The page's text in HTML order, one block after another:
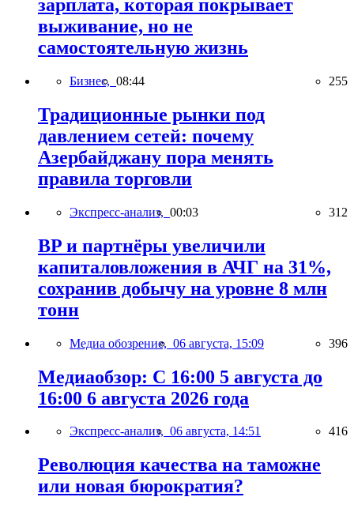
зарплата, которая покрывает
выживание, но не
самостоятельную жизнь
Бизнес, 08:44 255
Традиционные рынки под
давлением сетей: почему
Азербайджану пора менять
правила торговли
Экспресс-анализ, 00:03 312
BP и партнёры увеличили
капиталовложения в АЧГ на 31%,
сохранив добычу на уровне 8 млн
тонн
Медиа обозрение, 06 августа, 15:09 396
Медиаобзор: С 16:00 5 августа до
16:00 6 августа 2026 года
Экспресс-анализ, 06 августа, 14:51 416
Революция качества на таможне
или новая бюрократия?